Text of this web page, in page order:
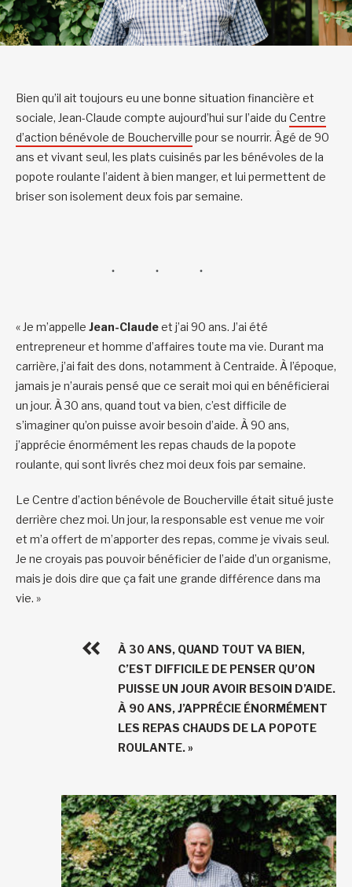
Bien qu’il ait toujours eu une bonne situation financière et
sociale, Jean-Claude compte aujourd’hui sur l’aide du Centre
d’action bénévole de Boucherville pour se nourrir. Âgé de 90
ans et vivant seul, les plats cuisinés par les bénévoles de la
popote roulante l’aident à bien manger, et lui permettent de
briser son isolement deux fois par semaine.
« Je m’appelle Jean-Claudeet j’ai 90 ans. J’ai été
entrepreneur et homme d’affaires toute ma vie. Durant ma
carrière, j’ai fait des dons, notamment à Centraide. À l’époque,
jamais je n’aurais pensé que ce serait moi qui en bénéficierai
un jour. À 30 ans, quand tout va bien, c’est difficile de
s’imaginer qu’on puisse avoir besoin d’aide. À 90 ans,
j’apprécie énormément les repas chauds de la popote
roulante, qui sont livrés chez moi deux fois par semaine.
Le Centre d’action bénévole de Boucherville était situé juste
derrière chez moi. Un jour, la responsable est venue me voir
et m’a offert de m’apporter des repas, comme je vivais seul.
Je ne croyais pas pouvoir bénéficier de l’aide d’un organisme,
mais je dois dire que ça fait une grande différence dans ma
vie. »
À 30 ANS, QUAND TOUT VA BIEN,
C’EST DIFFICILE DE PENSER QU’ON
PUISSE UN JOUR AVOIR BESOIN D’AIDE.
À 90 ANS, J’APPRÉCIE ÉNORMÉMENT
LES REPAS CHAUDS DE LA POPOTE
ROULANTE. »